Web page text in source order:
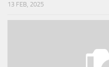
13 FEB, 2025